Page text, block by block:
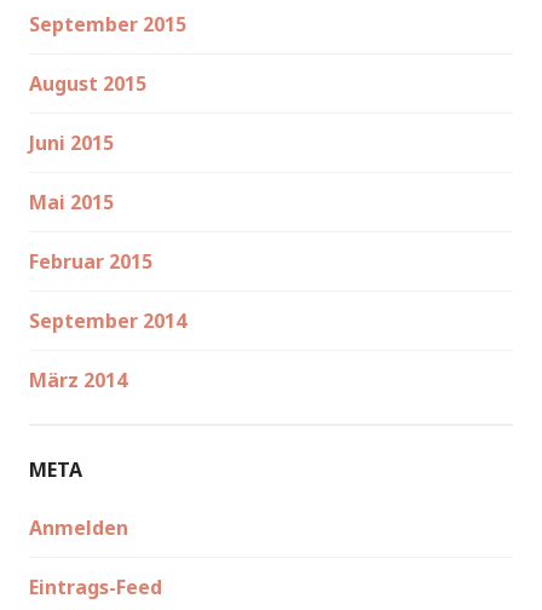
September 2015
August 2015
Juni 2015
Mai 2015
Februar 2015
September 2014
März 2014
META
Anmelden
Eintrags-Feed